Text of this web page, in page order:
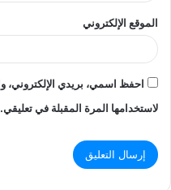
الموقع الإلكتروني
احفظ اسمي، بريدي الإلكتروني،
لاستخدامها المرة المقبلة في تعليقي.